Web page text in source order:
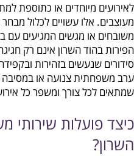
לאירועים מיוחדים או כתוספת
מעוצבים. אלו עשויים לכלול
משובחים או מגשים המגיעים עם
הפירות בהוד השרון אינם רק
סידורים שנעשים בזהירות
ערב משפחתית צנועה או במסיבה
שמתאים לכל צורך ומשפר כל
כיצד פועלות שירותי
השרון?